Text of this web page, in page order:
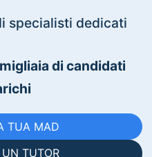
specialisti dedicati
di candidati
TUA MAD
TUTOR